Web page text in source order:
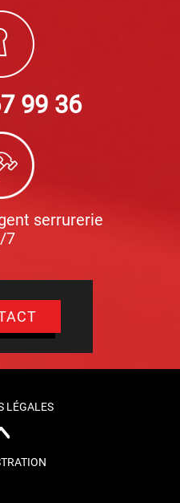
99 36
serrurerie
7
LÉGALES